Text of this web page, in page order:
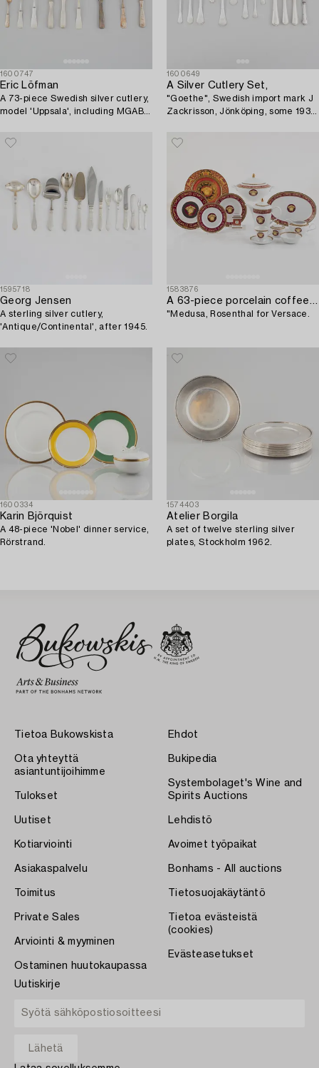
1600747
Eric Löfman
A 73-piece Swedish silver cutlery,
model 'Uppsala', including MGAB,
1600649
A Silver Cutlery Set,
"Goethe", Swedish import mark J
Zackrisson, Jönköping, some 1934
1595718
Georg Jensen
A sterling silver cutlery,
'Antique/Continental', after 1945.
1583876
A 63-piece porcelain coffee and dinner service,
"Medusa, Rosenthal for Versace.
1600334
Karin Björquist
A 48-piece 'Nobel' dinner service,
Rörstrand.
1574403
Atelier Borgila
A set of twelve sterling silver
plates, Stockholm 1962.
Tietoa Bukowskista
Ota yhteyttä
asiantuntijoihimme
Tulokset
Uutiset
Kotiarviointi
Asiakaspalvelu
Toimitus
Private Sales
Arviointi & myyminen
Ostaminen huutokaupassa
Ehdot
Bukipedia
Systembolaget's Wine and
Spirits Auctions
Lehdistö
Avoimet työpaikat
Bonhams - All auctions
Tietosuojakäytäntö
Tietoa evästeistä
(cookies)
Evästeasetukset
Uutiskirje